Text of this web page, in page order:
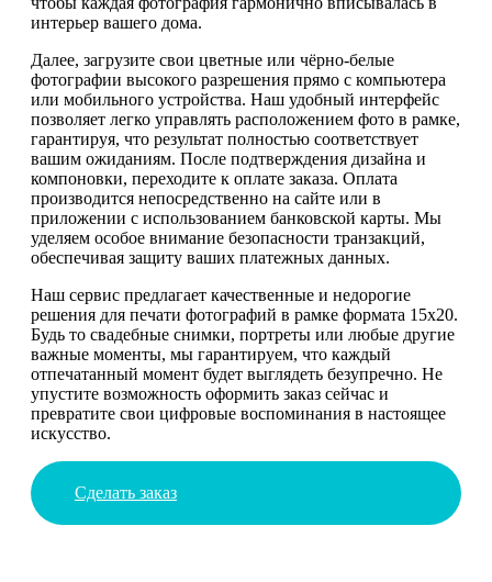
интерьер вашего дома.
Далее, загрузите свои цветные или чёрно-белые
фотографии высокого разрешения прямо с компьютера
или мобильного устройства. Наш удобный интерфейс
позволяет легко управлять расположением фото в рамке,
гарантируя, что результат полностью соответствует
вашим ожиданиям. После подтверждения дизайна и
компоновки, переходите к оплате заказа. Оплата
производится непосредственно на сайте или в
приложении с использованием банковской карты. Мы
уделяем особое внимание безопасности транзакций,
обеспечивая защиту ваших платежных данных.
Наш сервис предлагает качественные и недорогие
решения для печати фотографий в рамке формата 15х20.
Будь то свадебные снимки, портреты или любые другие
важные моменты, мы гарантируем, что каждый
отпечатанный момент будет выглядеть безупречно. Не
упустите возможность оформить заказ сейчас и
превратите свои цифровые воспоминания в настоящее
искусство.
Сделать заказ